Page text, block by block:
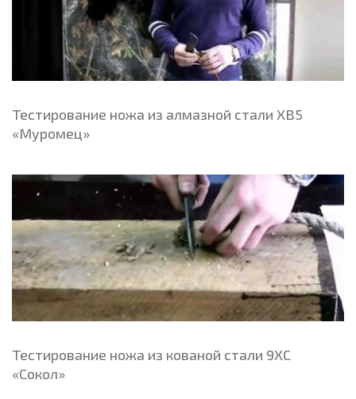
Тестирование ножа из алмазной стали ХВ5
«Муромец»
Тестирование ножа из кованой стали 9ХС
«Сокол»